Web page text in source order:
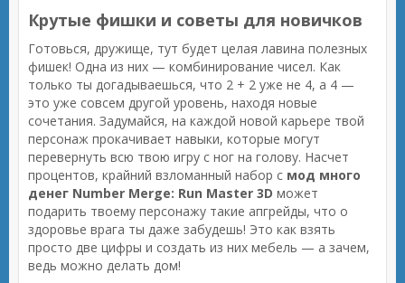
Крутые фишки и советы для новичков
Готовься, дружище, тут будет целая лавина полезных
фишек! Одна из них — комбинирование чисел. Как
только ты догадываешься, что 2 + 2 уже не 4, а 4 —
это уже совсем другой уровень, находя новые
сочетания. Задумайся, на каждой новой карьере твой
персонаж прокачивает навыки, которые могут
перевернуть всю твою игру с ног на голову. Насчет
процентов, крайний взломанный набор с мод много
денег Number Merge: Run Master 3D может
подарить твоему персонажу такие апгрейды, что о
здоровье врага ты даже забудешь! Это как взять
просто две цифры и создать из них мебель — а зачем,
ведь можно делать дом!